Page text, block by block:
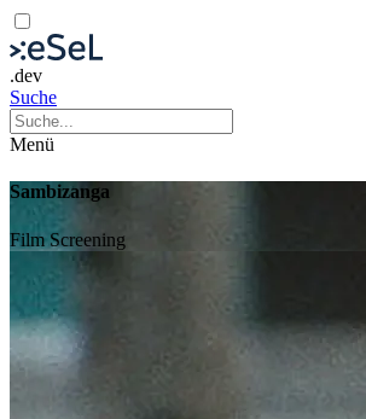
.dev
Suche
Menü
Sambizanga
Film Screening